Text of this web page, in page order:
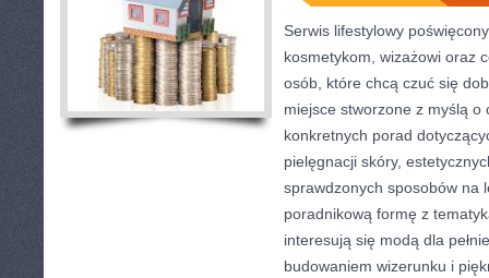
Serwis lifestylowy
kosmetykom, wizażowi oraz
osób, które chcą czuć się
miejsce stworzone z myślą o
konkretnych porad
pielęgnacji skóry,
sprawdzonych sposobów na
poradnikową formę z
interesują się modą dla
budowaniem wizerunku i